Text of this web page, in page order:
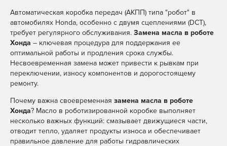
Автоматическая коробка передач (АКПП) типа "робот" в
автомобилях Honda, особенно с двумя сцеплениями (DCT),
требует регулярного обслуживания. Замена масла в роботе
Хонда – ключевая процедура для поддержания ее
оптимальной работы и продления срока службы.
Несвоевременная замена может привести к рывкам при
переключении, износу компонентов и дорогостоящему
ремонту.
Почему важна своевременная замена масла в роботе
Хонда? Масло в роботизированной коробке выполняет
несколько важных функций: смазывает движущиеся части,
отводит тепло, удаляет продукты износа и обеспечивает
правильное давление для работы гидравлических